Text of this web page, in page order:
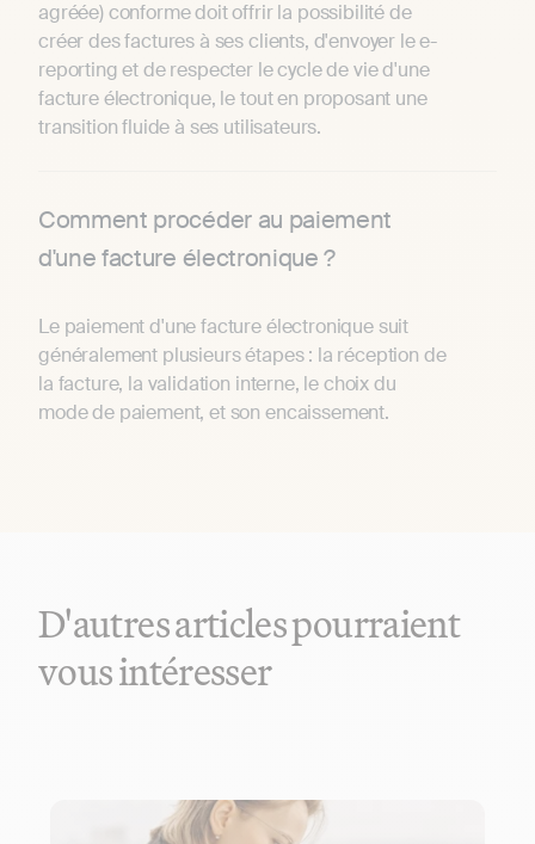
agréée) conforme doit offrir la possibilité de
créer des factures à ses clients, d'envoyer le e-
reporting et de respecter le cycle de vie d'une
facture électronique, le tout en proposant une
transition fluide à ses utilisateurs.
Comment procéder au paiement
d'une facture électronique ?
Le paiement d'une facture électronique suit
généralement plusieurs étapes : la réception de
la facture, la validation interne, le choix du
mode de paiement, et son encaissement.
D'autres articles pourraient
vous intéresser